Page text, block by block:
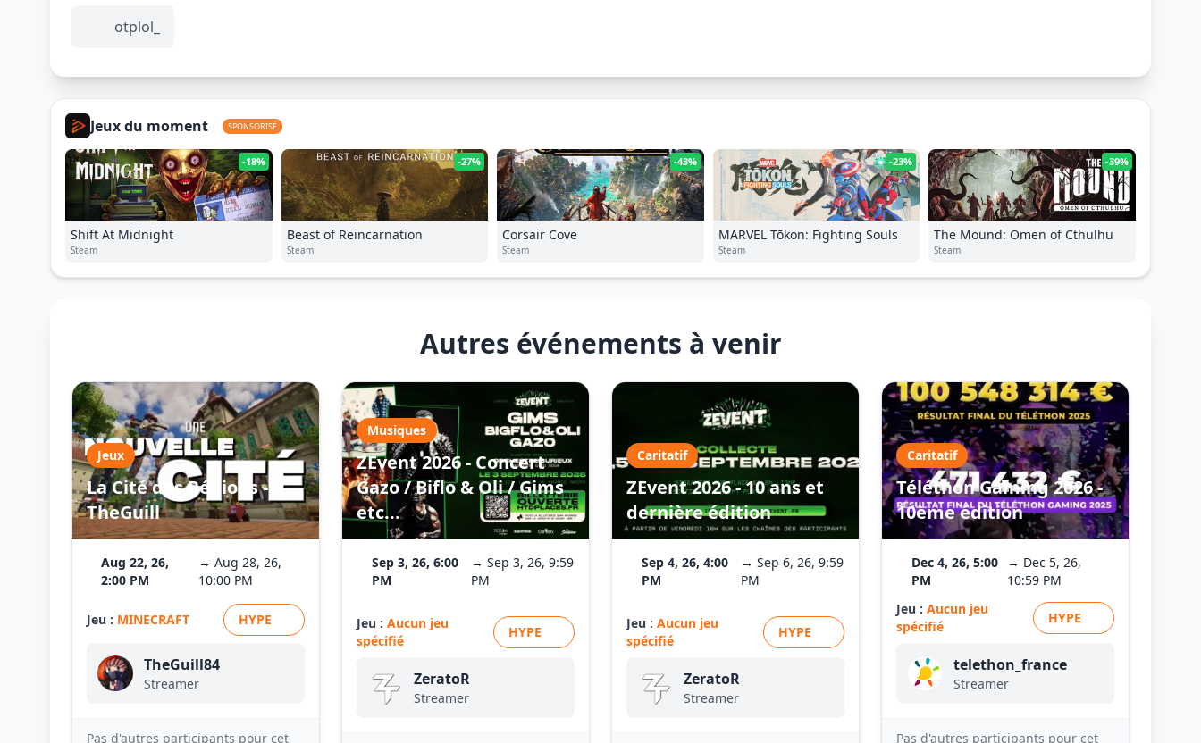
otplol_
Jeux du moment SPONSORISÉ
-18%
Shift At Midnight
Steam
-27%
Beast of Reincarnation
Steam
-43%
Corsair Cove
Steam
-23%
MARVEL Tōkon: Fighting Souls
Steam
-39%
The Mound: Omen of Cthulhu
Steam
Autres événements à venir
Jeux
La Cité des Régions -
TheGuill
Aug 22, 26,
2:00 PM
→ Aug 28, 26,
10:00 PM
Jeu : MINECRAFT HYPE
TheGuill84
Streamer
Pas d'autres participants pour cet
Musiques
ZEvent 2026 - Concert
Gazo / Biflo & Oli / Gims
etc...
Sep 3, 26, 6:00
PM
→ Sep 3, 26, 9:59
PM
Jeu : Aucun jeu
spécifié
HYPE
ZeratoR
Streamer
Caritatif
ZEvent 2026 - 10 ans et
dernière édition
Sep 4, 26, 4:00
PM
→ Sep 6, 26, 9:59
PM
Jeu : Aucun jeu
spécifié
HYPE
ZeratoR
Streamer
Caritatif
Téléthon Gaming 2026 -
10ème édition
Dec 4, 26, 5:00
PM
→ Dec 5, 26,
10:59 PM
Jeu : Aucun jeu
spécifié
HYPE
telethon_france
Streamer
Pas d'autres participants pour cet